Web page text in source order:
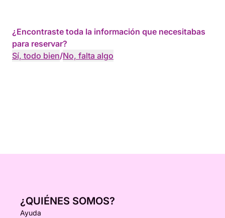
¿Encontraste toda la información que necesitabas
para reservar?
Sí, todo bien/No, falta algo
¿QUIÉNES SOMOS?
Ayuda